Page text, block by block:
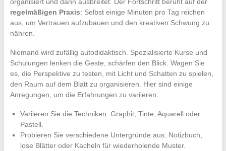
regelmäßigen Praxis: Selbst einige Minuten pro Tag reichen
aus, um Vertrauen aufzubauen und den kreativen Schwung zu
nähren.
Niemand wird zufällig autodidaktisch. Spezialisierte Kurse und
Schulungen lenken die Geste, schärfen den Blick. Wagen Sie
es, die Perspektive zu testen, mit Licht und Schatten zu spielen,
den Raum auf dem Blatt zu organisieren. Hier sind einige
Anregungen, um die Erfahrungen zu variieren:
Variieren Sie die Techniken: Graphit, Tinte, Aquarell oder
Pastell.
Probieren Sie verschiedene Untergründe aus: Notizbuch,
lose Blätter oder Kacheln für wiederholende Muster.